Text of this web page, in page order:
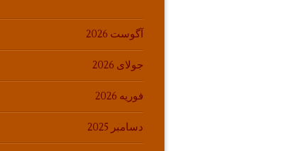
آگوست 2026
جولای 2026
فوریه 2026
دسامبر 2025